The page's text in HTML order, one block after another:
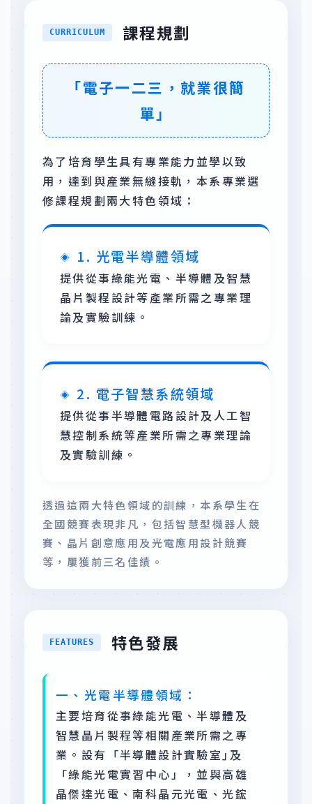
CURRICULUM 課程規劃
「電子一二三，就業很簡
單」
為了培育學生具有專業能力並學以致
用，達到與產業無縫接軌，本系專業選
修課程規劃兩大特色領域：
1. 光電半導體領域
提供從事綠能光電、半導體及智慧
晶片製程設計等產業所需之專業理
論及實驗訓練。
2. 電子智慧系統領域
提供從事半導體電路設計及人工智
慧控制系統等產業所需之專業理論
及實驗訓練。
透過這兩大特色領域的訓練，本系學生在
全國競賽表現非凡，包括智慧型機器人競
賽、晶片創意應用及光電應用設計競賽
等，屢獲前三名佳績。
FEATURES 特色發展
一、光電半導體領域：
主要培育從事綠能光電、半導體及
智慧晶片製程等相關產業所需之專
業。設有「半導體設計實驗室｣及
「綠能光電實習中心」，並與高雄
晶傑達光電、南科晶元光電、光鋐